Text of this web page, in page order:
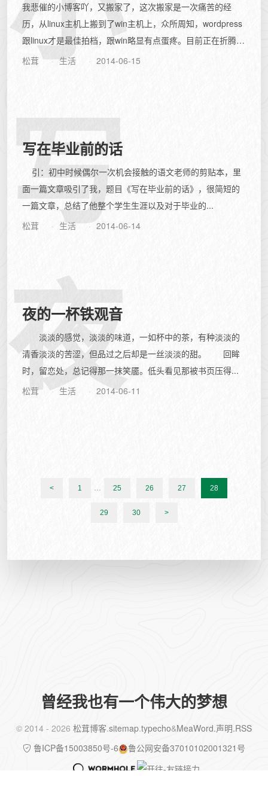
我悲催的小博客吖，又搬家了，这次搬家是一次痛苦的经
历，从linux主机上搬到了win主机上，众所周知，wordpress
跟linux才是最佳拍档，跟win略显有点蛋疼。目前正在折腾固
定链接，通过...
松茸 生活 2014-06-15
写
写在毕业前的话
引：初中时候偶尔一次机会接触的语文老师的剪贴本，里
面一篇文章吸引了我，题目《写在毕业前的话》，很简短的
一篇文章，总结了他整个学生生涯以及对于毕业的...
松茸
生活 2014-06-14
夜
夜的一杯铁观音
淡淡的感觉，淡淡的味道，一如杯中的茶，有种淡淡的
清香淡淡的苦涩，但品过之后却是一丝淡淡的甜。 回眸
时，留恋处，总记得那一抹笑靥。低头看见那被书页压得...
松茸
生活 2014-06-11
< 1 ... 25 26 27 28
29 30 >
曾经我也有一个伟大的梦想
©️ 2014 - 2026 松茸博客.sitemap.typecho&MeaWord.声明.RSS
鲁ICP备15003850号-6
鲁公网安备37010102001321号